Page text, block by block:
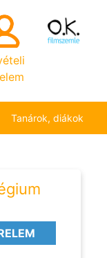
Tanárok, diákok